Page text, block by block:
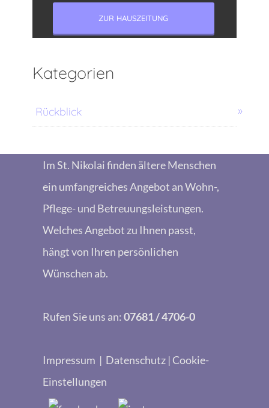
ZUR HAUSZEITUNG
Kategorien
Rückblick
Im St. Nikolai finden ältere Menschen
ein umfangreiches Angebot an Wohn-,
Pflege- und Betreuungsleistungen.
Welches Angebot zu Ihnen passt,
hängt von Ihren persönlichen
Wünschen ab.
Rufen Sie uns an:07681 / 4706-0
Impressum | Datenschutz| Cookie-
Einstellungen